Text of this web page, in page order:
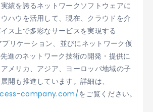
績を誇るネットワークソフトウェアに
ハウを活用して、現在、クラウドを介
ス上で多彩なサービスを実現する
リケーション、並びにネットワーク仮
進のネットワーク技術の開発・提供に
メリカ、アジア、ヨーロッパ地域の子
開も推進しています。詳細は、
company.com/をご覧ください。